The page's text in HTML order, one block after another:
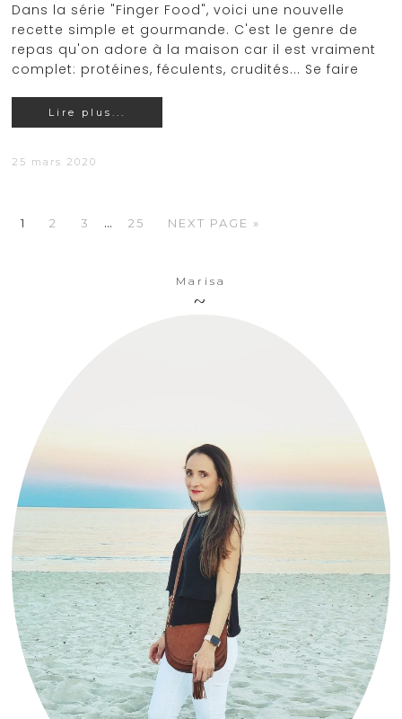
Dans la série "Finger Food", voici une nouvelle
recette simple et gourmande. C'est le genre de
repas qu'on adore à la maison car il est vraiment
complet: protéines, féculents, crudités... Se faire
Lire plus...
25 mars 2020
1 2 3 … 25 NEXT PAGE »
Marisa